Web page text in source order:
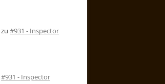
zu #931 - Inspector
#931 - Inspector